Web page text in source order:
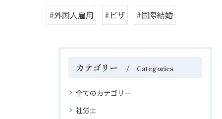
#外国人雇用 #ビザ #国際結婚
カテゴリー Categories
全てのカテゴリー
社労士